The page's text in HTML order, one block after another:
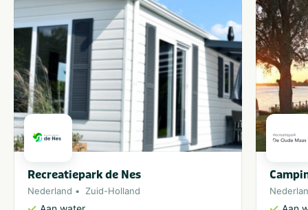
Recreatiepark de Nes
Nederland Zuid-Holland